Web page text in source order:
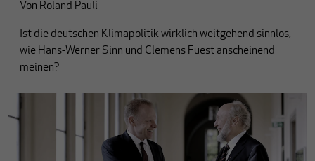
Von Roland Pauli
Ist die deutschen Klimapolitik wirklich weitgehend sinnlos,
wie Hans-Werner Sinn und Clemens Fuest anscheinend
meinen?